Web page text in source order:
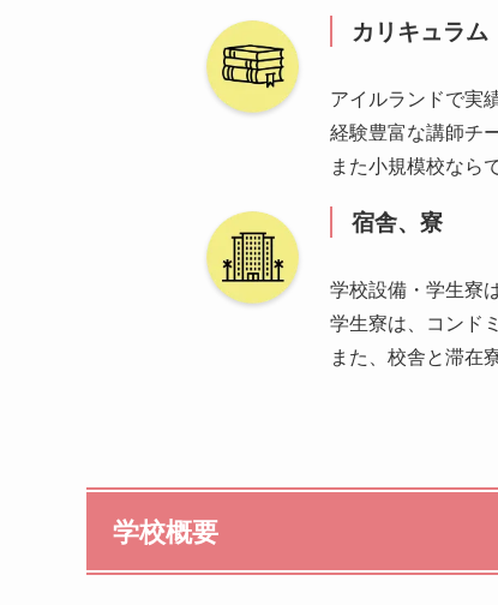
カリキュラム
アイルランドで実
経験豊富な講師チ
また小規模校なら
宿舎、寮
学校設備・学生寮
学生寮は、コンド
また、校舎と滞在
学校概要